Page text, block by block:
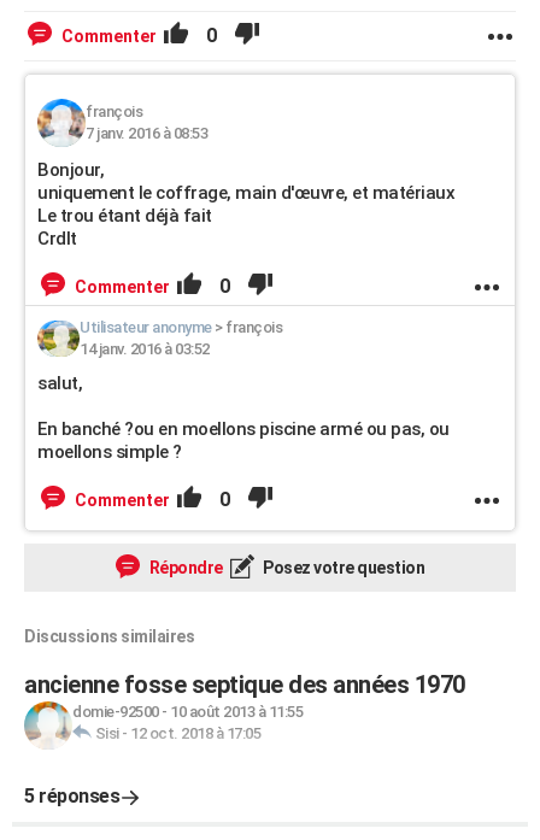
Commenter 0
françois
7 janv. 2016 à 08:53
Bonjour,
uniquement le coffrage, main d'œuvre, et matériaux
Le trou étant déjà fait
Crdlt
Commenter 0
Utilisateur anonyme> françois
14 janv. 2016 à 03:52
salut,
En banché ?ou en moellons piscine armé ou pas, ou
moellons simple ?
Commenter 0
Répondre Posez votre question
Discussions similaires
ancienne fosse septique des années 1970
domie-92500- 10 août 2013 à 11:55
Sisi- 12 oct. 2018 à 17:05
5 réponses